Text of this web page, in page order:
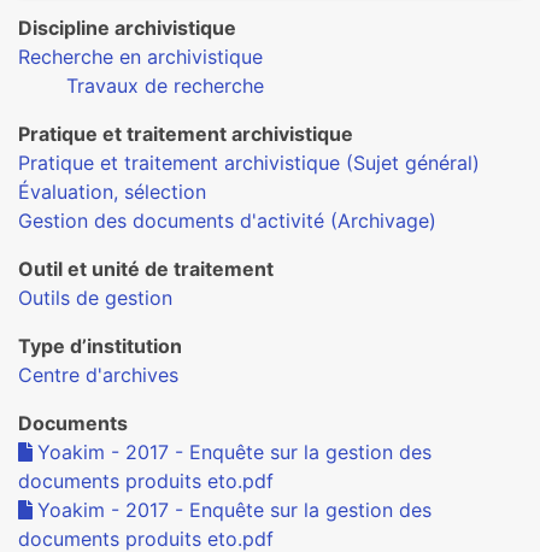
Discipline archivistique
Recherche en archivistique
Travaux de recherche
Pratique et traitement archivistique
Pratique et traitement archivistique (Sujet général)
Évaluation, sélection
Gestion des documents d'activité (Archivage)
Outil et unité de traitement
Outils de gestion
Type d’institution
Centre d'archives
Documents
Yoakim - 2017 - Enquête sur la gestion des
documents produits eto.pdf
Yoakim - 2017 - Enquête sur la gestion des
documents produits eto.pdf